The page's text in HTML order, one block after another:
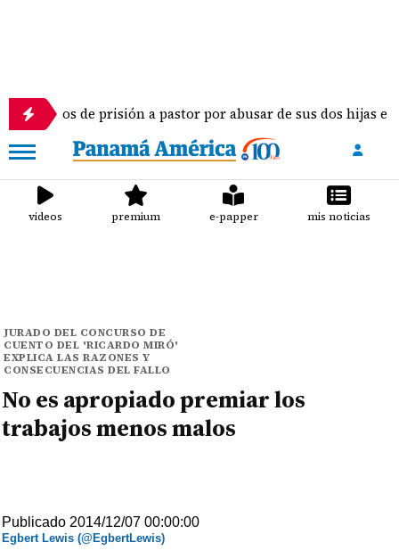
años de prisión a pastor por abusar de sus dos hijas e
videos premium e-papper mis noticias
JURADO DEL CONCURSO DE
CUENTO DEL 'RICARDO MIRÓ'
EXPLICA LAS RAZONES Y
CONSECUENCIAS DEL FALLO
No es apropiado premiar los
trabajos menos malos
Publicado 2014/12/07 00:00:00
Egbert Lewis (@EgbertLewis)